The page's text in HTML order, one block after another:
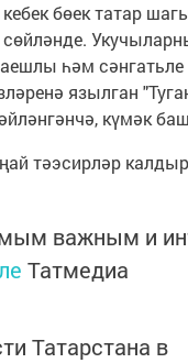
бөек татар
һәм сәнгатьле
язылган
күмәк
тәэсирләр
важным и
Татмедиа
Татарстана в